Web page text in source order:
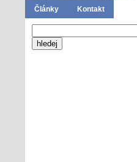
Články Kontakt